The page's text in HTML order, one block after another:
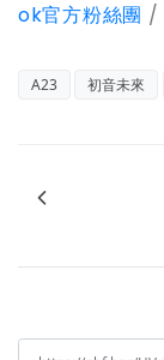
ok官方粉絲團 /
A23 初音未來